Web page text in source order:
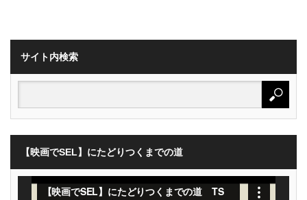
サイト内検索
【映画でSEL】にたどりつくまでの道